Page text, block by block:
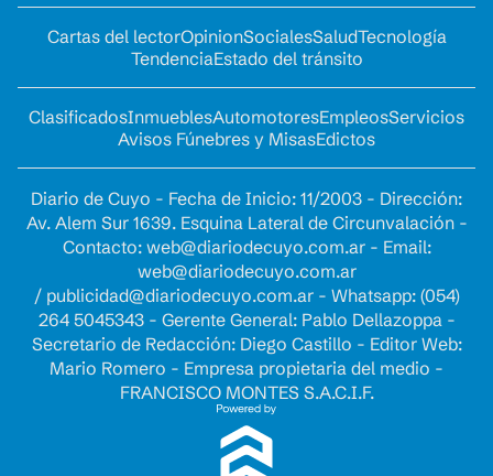
Cartas del lectorOpinionSocialesSaludTecnología
TendenciaEstado del tránsito
ClasificadosInmueblesAutomotoresEmpleosServicios
Avisos Fúnebres y MisasEdictos
Diario de Cuyo - Fecha de Inicio: 11/2003 - Dirección:
Av. Alem Sur 1639. Esquina Lateral de Circunvalación -
Contacto: web@diariodecuyo.com.ar- Email:
web@diariodecuyo.com.ar
/ publicidad@diariodecuyo.com.ar- Whatsapp: (054)
264 5045343 - Gerente General: Pablo Dellazoppa -
Secretario de Redacción: Diego Castillo - Editor Web:
Mario Romero - Empresa propietaria del medio -
FRANCISCO MONTES S.A.C.I.F.